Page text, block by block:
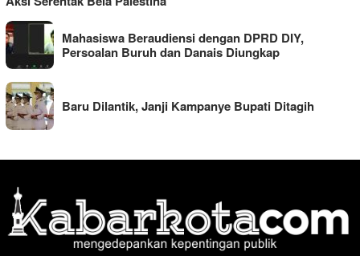
Mahasiswa Beraudiensi dengan DPRD DIY,
Persoalan Buruh dan Danais Diungkap
Baru Dilantik, Janji Kampanye Bupati Ditagih